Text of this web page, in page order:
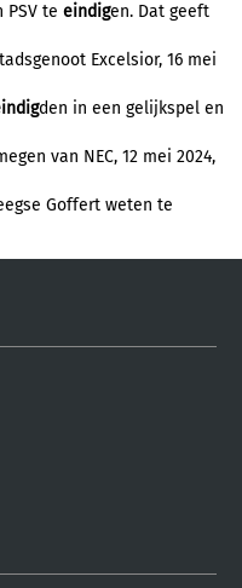
te eindigen. Dat geeft
Excelsior, 16 mei
den in een gelijkspel en
van NEC, 12 mei 2024,
Goffert weten te